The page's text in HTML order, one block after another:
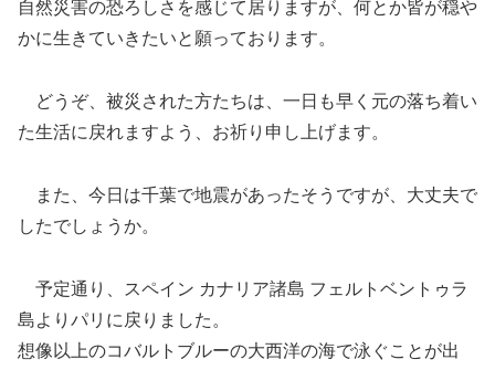
自然災害の恐ろしさを感じて居りますが、何とか皆が穏や
かに生きていきたいと願っております。
どうぞ、被災された方たちは、一日も早く元の落ち着い
た生活に戻れますよう、お祈り申し上げます。
また、今日は千葉で地震があったそうですが、大丈夫で
したでしょうか。
予定通り、スペイン カナリア諸島 フェルトベントゥラ
島よりパリに戻りました。
想像以上のコバルトブルーの大西洋の海で泳ぐことが出